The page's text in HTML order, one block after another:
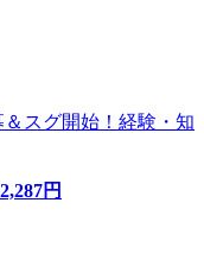
＆スグ開始！経験・知
2,287円